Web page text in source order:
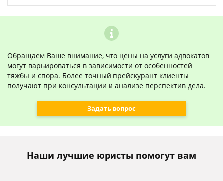
Обращаем Ваше внимание, что цены на услуги адвокатов
могут варьироваться в зависимости от особенностей
тяжбы и спора. Более точный прейскурант клиенты
получают при консультации и анализе перспектив дела.
Задать вопрос
Наши лучшие юристы помогут вам